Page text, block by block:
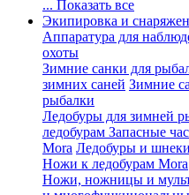
... Показать все
Экипировка и
Аппаратура для
охоты
Зимние санки для
зимних саней Зимние
рыбалки
Ледобуры для зимней
ледобурам Запасные
Mora Ледобуры и
Ножи к ледобурам Mora
Ножи, ножницы и